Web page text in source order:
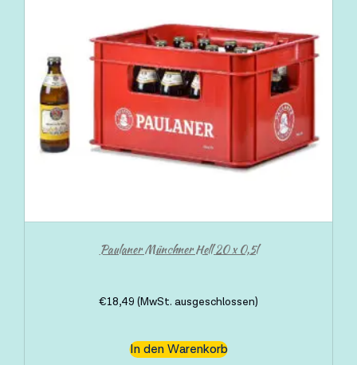
Paulaner Münchner Hell 20 x 0,5l
€18,49 (MwSt. ausgeschlossen)
In den Warenkorb